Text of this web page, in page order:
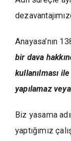
Anayasa’nın
bir dava
kullanılması
yapılamaz
Biz yasama
yaptığımız